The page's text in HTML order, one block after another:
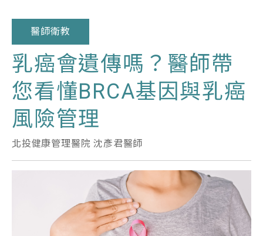
醫師衛教
乳癌會遺傳嗎？醫師帶
您看懂BRCA基因與乳癌
風險管理
北投健康管理醫院 沈彥君醫師